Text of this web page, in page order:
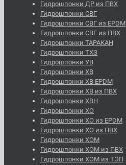
Гидрошпонки ДР из ПВХ
Гидрошпонки СВГ
Гидрошпонки СВГ из EPDM
Гидрошпонки СВГ из ПВХ
Гидрошпонки ТАРАКАН
Гидрошпонки ТХЗ
Гидрошпонки УВ
Гидрошпонки ХВ
Гидрошпонки ХВ EPDM
Гидрошпонки ХВ из ПВХ
Гидрошпонки ХВН
Гидрошпонки ХО
Гидрошпонки ХО из EPDM
Гидрошпонки ХО из ПВХ
Гидрошпонки ХОМ
Гидрошпонки ХОМ из ПВХ
Гидрошпонки ХОМ из ТЭП